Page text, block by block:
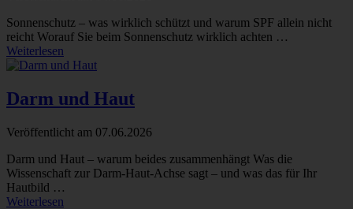
Sonnenschutz – was wirklich schützt und warum SPF allein nicht
reicht Worauf Sie beim Sonnenschutz wirklich achten …
Weiterlesen
Darm und Haut
Veröffentlicht am 07.06.2026
Darm und Haut – warum beides zusammenhängt Was die
Wissenschaft zur Darm-Haut-Achse sagt – und was das für Ihr
Hautbild …
Weiterlesen